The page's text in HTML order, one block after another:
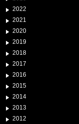
2022
2021
2020
2019
2018
2017
2016
2015
2014
2013
2012